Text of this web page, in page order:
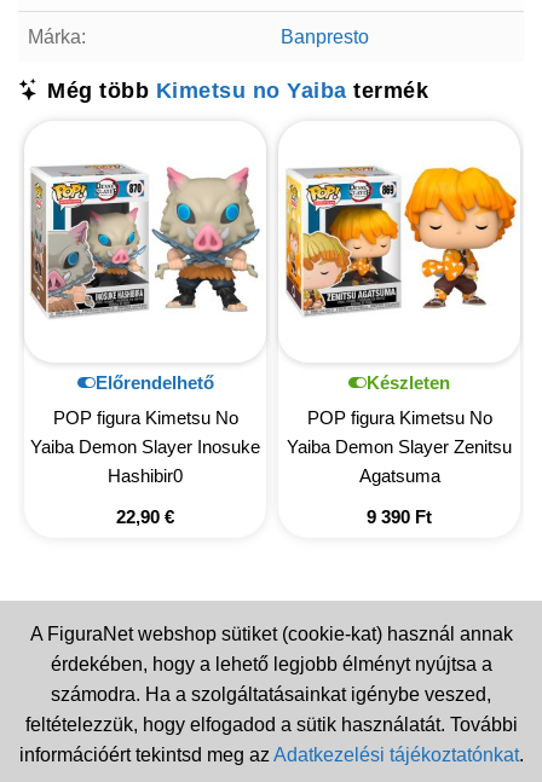
Márka: Banpresto
Még több Kimetsu no Yaiba termék
Előrendelhető
POP figura Kimetsu No
Yaiba Demon Slayer Inosuke
Hashibir0
22,90 €
Készleten
POP figura Kimetsu No
Yaiba Demon Slayer Zenitsu
Agatsuma
9 390 Ft
A FiguraNet webshop sütiket (cookie-kat) használ annak
érdekében, hogy a lehető legjobb élményt nyújtsa a
számodra. Ha a szolgáltatásainkat igénybe veszed,
feltételezzük, hogy elfogadod a sütik használatát. További
információért tekintsd meg az Adatkezelési tájékoztatónkat.